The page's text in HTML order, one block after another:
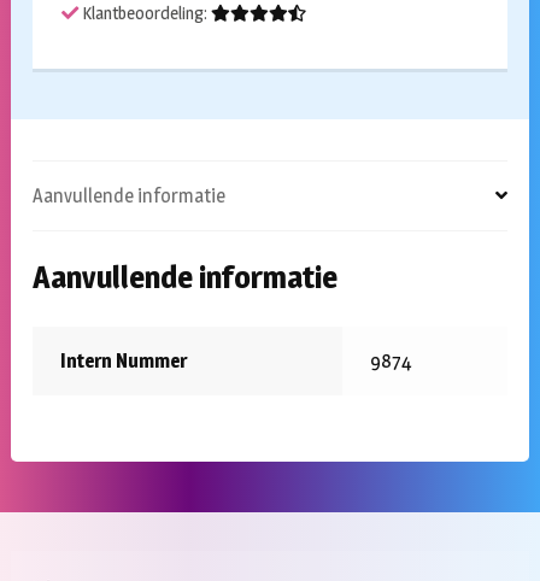
Klantbeoordeling:
Aanvullende informatie
Aanvullende informatie
Intern Nummer 9874